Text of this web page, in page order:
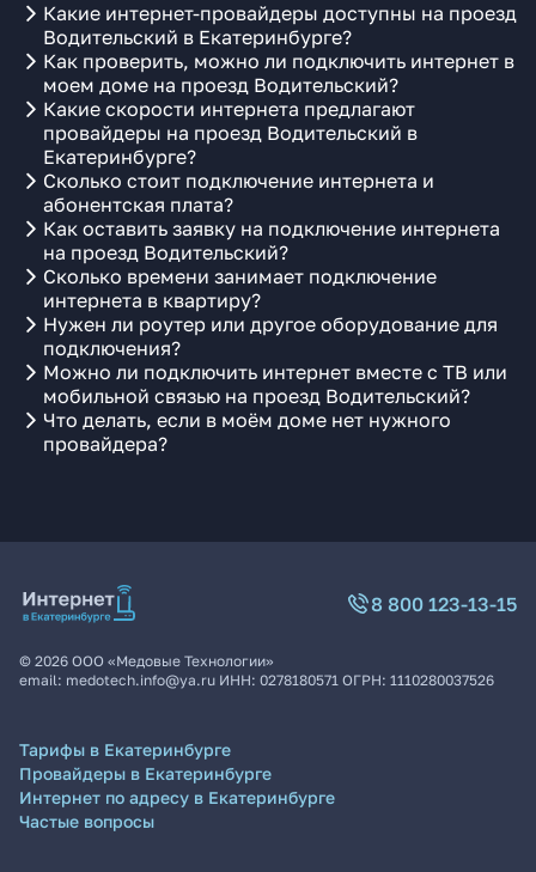
Какие интернет-провайдеры доступны на проезд
Водительский в Екатеринбурге?
Как проверить, можно ли подключить интернет в
моем доме на проезд Водительский?
Какие скорости интернета предлагают
провайдеры на проезд Водительский в
Екатеринбурге?
Сколько стоит подключение интернета и
абонентская плата?
Как оставить заявку на подключение интернета
на проезд Водительский?
Сколько времени занимает подключение
интернета в квартиру?
Нужен ли роутер или другое оборудование для
подключения?
Можно ли подключить интернет вместе с ТВ или
мобильной связью на проезд Водительский?
Что делать, если в моём доме нет нужного
провайдера?
8 800 123-13-15
© 2026 ООО «Медовые Технологии»
email: medotech.info@ya.ru ИНН: 0278180571 ОГРН: 1110280037526
Тарифы в Екатеринбурге
Провайдеры в Екатеринбурге
Интернет по адресу в Екатеринбурге
Частые вопросы